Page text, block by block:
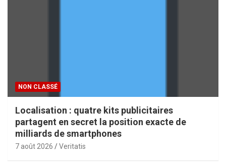
NON CLASSÉ
Localisation : quatre kits publicitaires
partagent en secret la position exacte de
milliards de smartphones
7 août 2026 Veritatis